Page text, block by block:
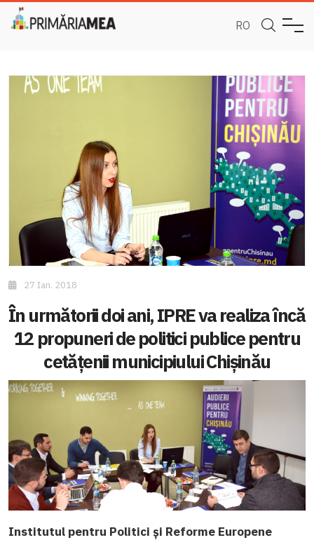
RO
27 Ian. 2018
În următorii doi ani, IPRE va realiza încă
12 propuneri de politici publice pentru
cetățenii municipiului Chișinău
Institutul pentru Politici și Reforme Europene